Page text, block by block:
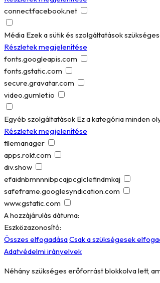
connect.facebook.net
Média Ezek a sütik és szolgáltatások
Részletek megjelenítése
fonts.googleapis.com
fonts.gstatic.com
secure.gravatar.com
video.gumlet.io
Egyéb szolgáltatások Ez a kategória minden
Részletek megjelenítése
filemanager
apps.rokt.com
div.show
efaidnbmnnnibpcajpcglclefindmkaj
safeframe.googlesyndication.com
www.gstatic.com
A hozzájárulás dátuma:
Eszközazonosító:
Összes elfogadásaCsak a szükségesek
Adatvédelmi irányelvek
Néhány szükséges erőforrást blokkolva lett,